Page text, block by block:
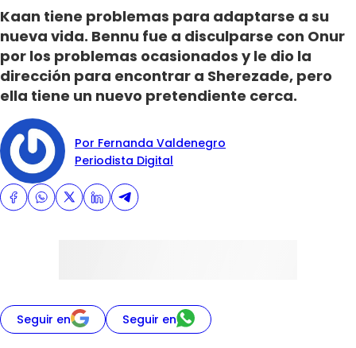
Kaan tiene problemas para adaptarse a su
nueva vida. Bennu fue a disculparse con Onur
por los problemas ocasionados y le dio la
dirección para encontrar a Sherezade, pero
ella tiene un nuevo pretendiente cerca.
Por Fernanda Valdenegro
Periodista Digital
Seguir en Seguir en